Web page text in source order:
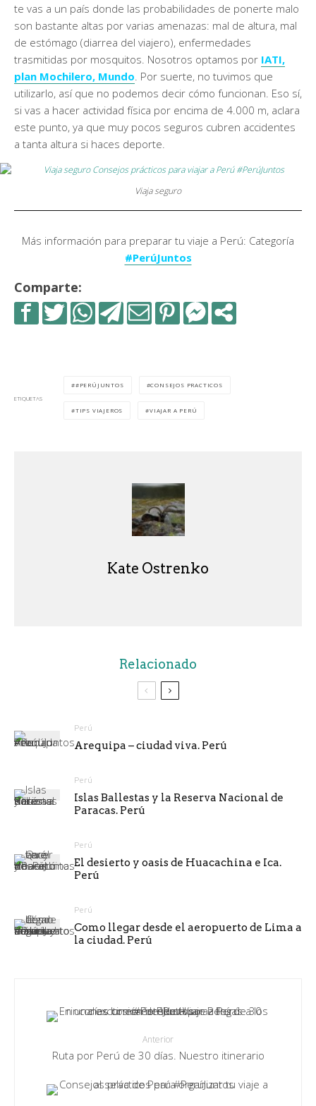
te vas a un país donde las probabilidades de ponerte malo
son bastante altas por varias amenazas: mal de altura, mal
de estómago (diarrea del viajero), enfermedades
trasmitidas por mosquitos. Nosotros optamos por IATI,
plan Mochilero, Mundo. Por suerte, no tuvimos que
utilizarlo, así que no podemos decir cómo funcionan. Eso sí,
si vas a hacer actividad física por encima de 4.000 m, aclara
este punto, ya que muy pocos seguros cubren accidentes
a tanta altura si haces deporte.
Viaja seguro
Más información para preparar tu viaje a Perú: Categoría
#PerúJuntos
Comparte:
ETIQUETAS
#PERÚJUNTOS CONSEJOS PRACTICOS
TIPS VIAJEROS VIAJAR A PERÚ
Kate Ostrenko
Relacionado
Perú
Arequipa – ciudad viva. Perú
Perú
Islas Ballestas y la Reserva Nacional de
Paracas. Perú
Perú
El desierto y oasis de Huacachina e Ica.
Perú
Perú
Como llegar desde el aeropuerto de Lima a
la ciudad. Perú
Anterior
Ruta por Perú de 30 días. Nuestro itinerario